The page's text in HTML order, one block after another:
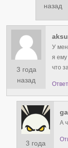
назад
3 года
назад
aksu
У
я ему
что
3 года
А